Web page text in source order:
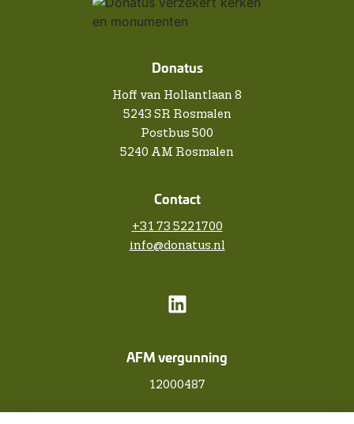
Donatus
Hoff van Hollantlaan 8
5243 SR Rosmalen
Postbus 500
5240 AM Rosmalen
Contact
+31 73 5221700
info@donatus.nl
AFM vergunning
12000487